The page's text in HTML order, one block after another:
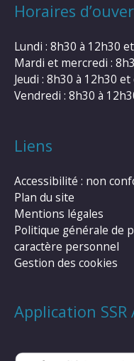
Horaires
Lundi : 8h30 à 12h30
Mardi et mercredi :
Jeudi : 8h30 à 12h30
Vendredi : 8h30 à
Liens
Accessibilité : non
Plan du site
Mentions légales
Politique générale de
caractère personnel
Gestion des cookies
Application SSR